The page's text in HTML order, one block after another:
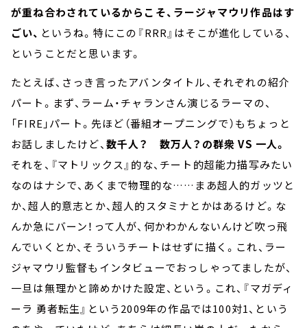
が重ね合わされているからこそ、ラージャマウリ作品はす
ごい、 というね。特にこの『RRR』はそこが進化している、
ということだと思います。
たとえば、さっき言ったアバンタイトル、それぞれの紹介
パート。まず、ラーム・チャランさん演じるラーマの、
「FIRE」パート。先ほど（番組オープニングで）もちょっと
お話しましたけど、数千人？ 数万人？の群衆 VS 一人。
それを、『マトリックス』的な、チート的超能力描写みたい
なのはナシで、あくまで物理的な……まあ超人的ガッツと
か、超人的意志とか、超人的スタミナとかはあるけど。な
んか急にバーン！って人が、何かわかんないんけど吹っ飛
んでいくとか、そういうチートはせずに描く。これ、ラー
ジャマウリ監督もインタビューでおっしゃってましたが、
一旦は無理かと諦めかけた設定、という。これ、『マガディ
ーラ 勇者転生』という2009年の作品では100対1、という